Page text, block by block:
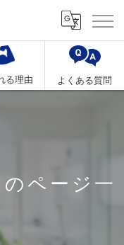
る理由 よくある質問
ページ一